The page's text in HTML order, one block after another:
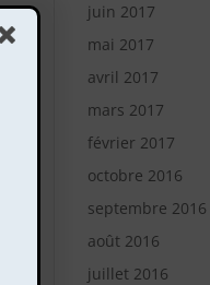
juin 2017
mai 2017
avril 2017
mars 2017
février 2017
octobre 2016
septembre 2016
août 2016
juillet 2016